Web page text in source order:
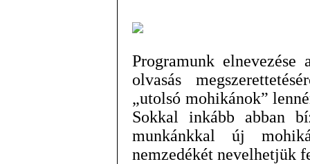
Programunk
olvasás
„utolsó mohikánok”
Sokkal inkább abban
munkánkkal új
nemzedékét nevelhetjük